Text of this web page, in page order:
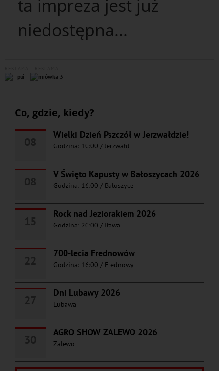
ta impreza jest już
niedostępna...
Co, gdzie, kiedy?
Wielki Dzień Pszczół w Jerzwałdzie!
Godzina: 10:00 / Jerzwałd
V Święto Kapusty w Bałoszycach 2026
Godzina: 16:00 / Bałoszyce
Rock nad Jeziorakiem 2026
Godzina: 20:00 / Iława
700-lecia Frednowów
Godzina: 16:00 / Frednowy
Dni Lubawy 2026
Lubawa
AGRO SHOW ZALEWO 2026
Zalewo